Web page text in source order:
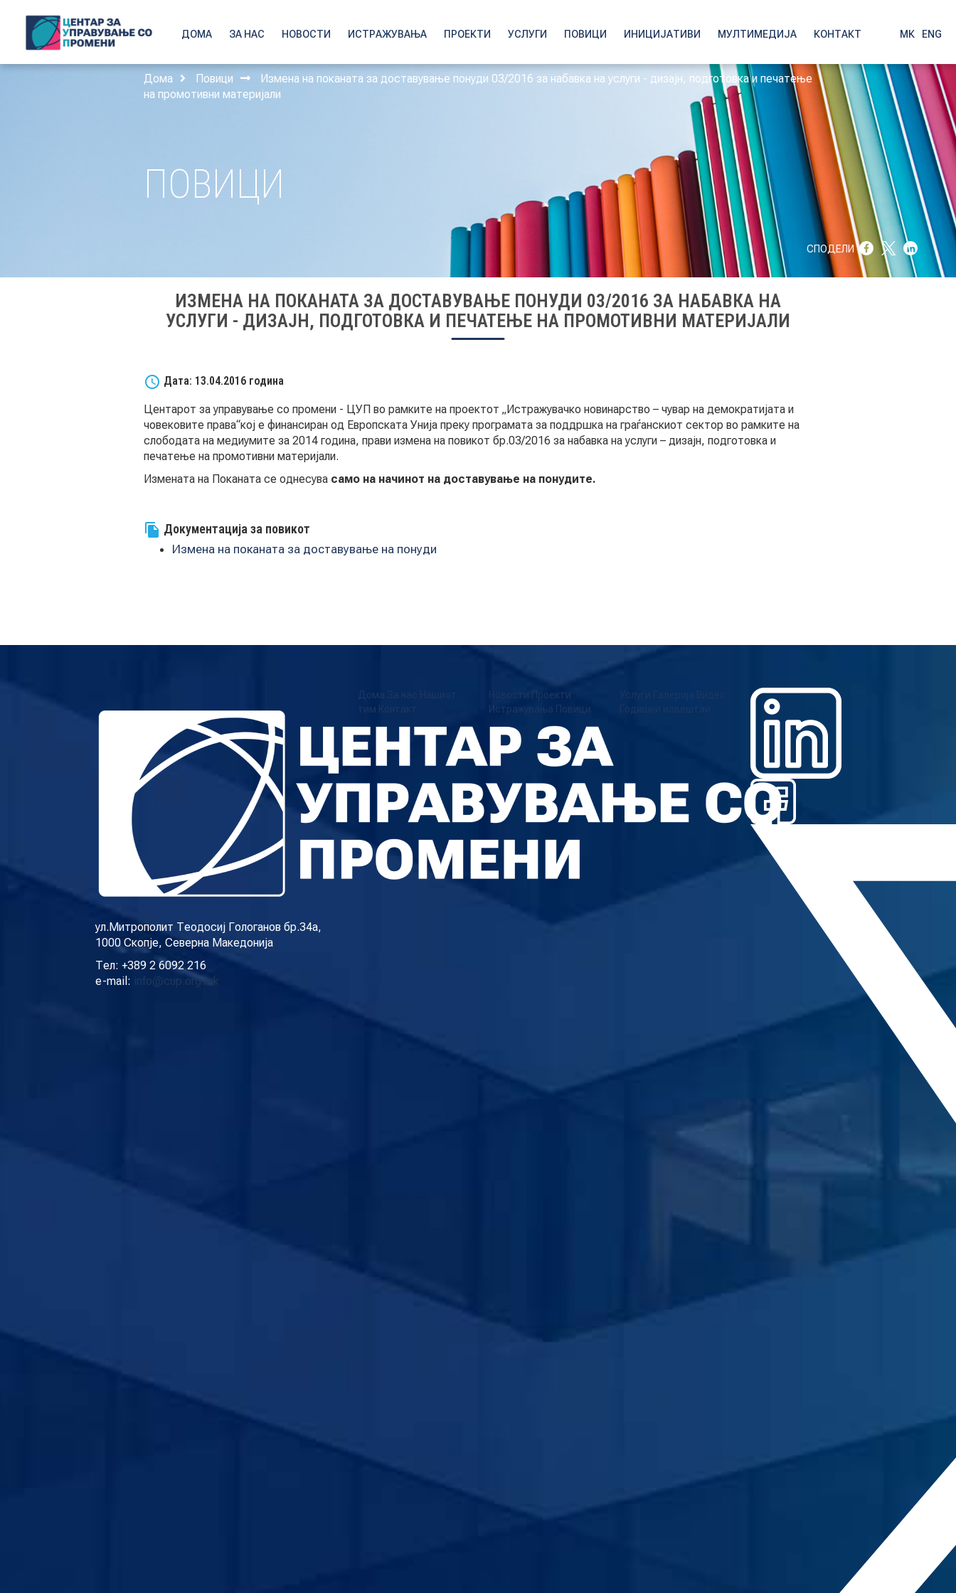
ДОМА ЗА НАС НОВОСТИ ИСТРАЖУВАЊА ПРОЕКТИ УСЛУГИ ПОВИЦИ ИНИЦИЈАТИВИ МУЛТИМЕДИЈА КОНТАКТ МК ENG
Дома Повици
Измена на поканата за доставување понуди 03/2016 за набавка на услуги - дизајн, подготовка и печатење
на промотивни материјали
ПОВИЦИ
СПОДЕЛИ
ИЗМЕНА НА ПОКАНАТА ЗА ДОСТАВУВАЊЕ ПОНУДИ 03/2016 ЗА НАБАВКА НА
УСЛУГИ - ДИЗАЈН, ПОДГОТОВКА И ПЕЧАТЕЊЕ НА ПРОМОТИВНИ МАТЕРИЈАЛИ
schedule Дата: 13.04.2016 година
Центарот за управување со промени - ЦУП во рамките на проектот „Истражувачко новинарство – чувар на демократијата и
човековите права“кој е финансиран од Европската Унија преку програмата за поддршка на граѓанскиот сектор во рамките на
слободата на медиумите за 2014 година, прави измена на повикот бр.03/2016 за набавка на услуги – дизајн, подготовка и
печатење на промотивни материјали.
Измената на Поканата се однесува само на начинот на доставување на понудите.
file_copy Документација за повикот
Измена на поканата за доставување на понуди
ул.Митрополит Теодосиј Гологанов бр.34а,
1000 Скопје, Северна Македонија
Тел: +389 2 6092 216
e-mail: info@cup.org.mk
Дома За нас
Нашиот
тим Контакт
Новости Проекти
Истражувања Повици
Услуги Галерија Видео
Годишни извештаи